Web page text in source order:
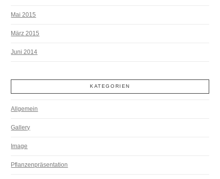
Mai 2015
März 2015
Juni 2014
KATEGORIEN
Allgemein
Gallery
Image
Pflanzenpräsentation